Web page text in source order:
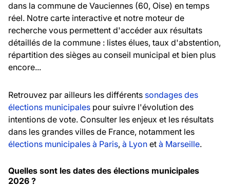
dans la commune de Vauciennes (60, Oise) en temps
réel. Notre carte interactive et notre moteur de
recherche vous permettent d'accéder aux résultats
détaillés de la commune : listes élues, taux d'abstention,
répartition des sièges au conseil municipal et bien plus
encore...
Retrouvez par ailleurs les différents sondages des
élections municipales pour suivre l'évolution des
intentions de vote. Consulter les enjeux et les résultats
dans les grandes villes de France, notamment les
élections municipales à Paris, à Lyon et à Marseille.
Quelles sont les dates des élections municipales
2026 ?